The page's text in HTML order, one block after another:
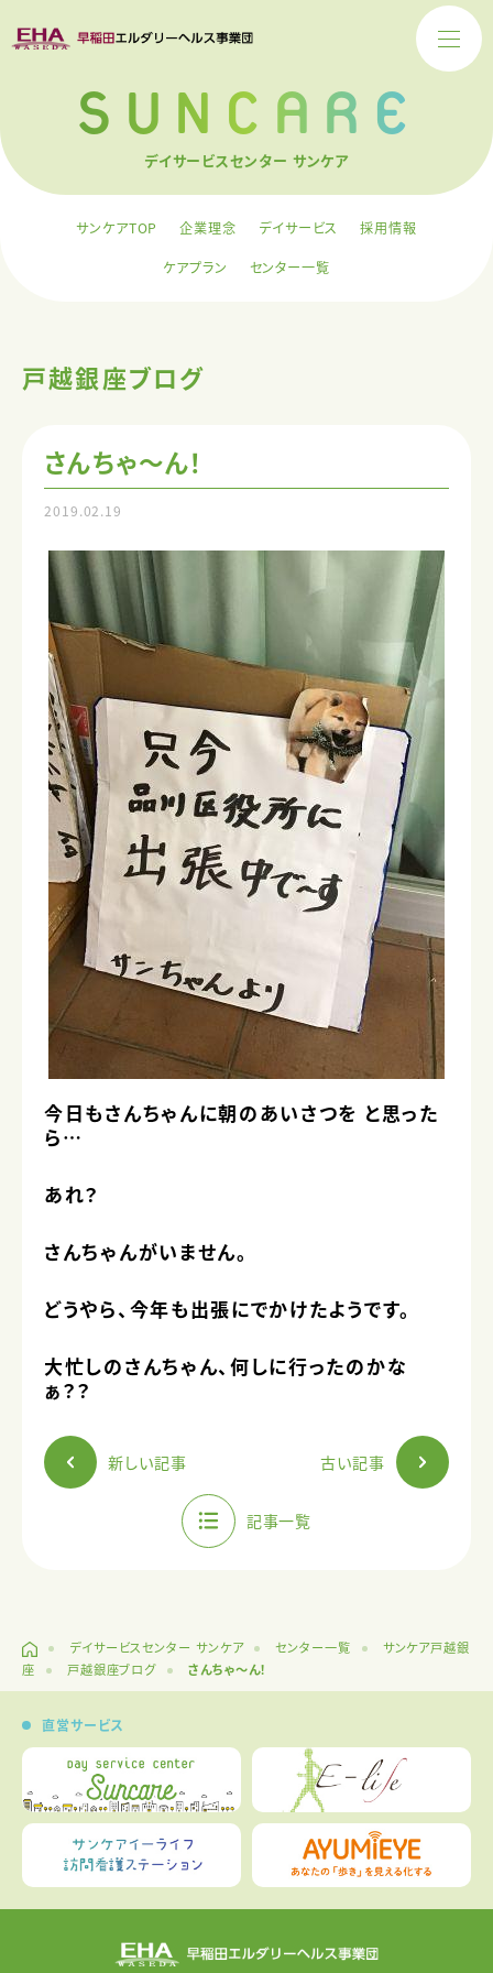
SUNCARE
デイサービスセンター サンケア
サンケアTOP 企業理念 デイサービス
採用情報
ケアプラン
センター一覧
戸越銀座ブログ
さんちゃ～ん！
2019.02.19
今日もさんちゃんに朝のあいさつを と思った
ら…
あれ？
さんちゃんがいません。
どうやら、今年も出張にでかけたようです。
大忙しのさんちゃん、何しに行ったのかな
ぁ？？
新しい記事 古い記事
記事一覧
デイサービスセンター サンケア センター一覧
サンケア戸越銀
座
戸越銀座ブログ さんちゃ～ん！
直営サービス